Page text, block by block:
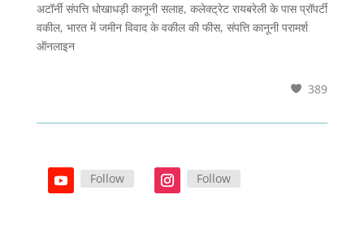
अटॉर्नी संपत्ति धोखाधड़ी कानूनी सलाह, कलेक्ट्रेट रायबरेली के पास प्रॉपर्टी
वकील, भारत में जमीन विवाद के वकील की फीस, संपत्ति कानूनी परामर्श
ऑनलाइन
389
Follow Follow